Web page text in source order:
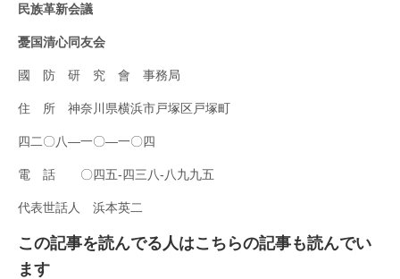
民族革新会議
憂国清心同友会
國 防 研 究 會 事務局
住 所 神奈川県横浜市戸塚区戸塚町
四二〇八―一〇―一〇四
電 話 〇四五‐四三八‐八九九五
代表世話人 浜本英二
この記事を読んでる人はこちらの記事も読んでい
ます